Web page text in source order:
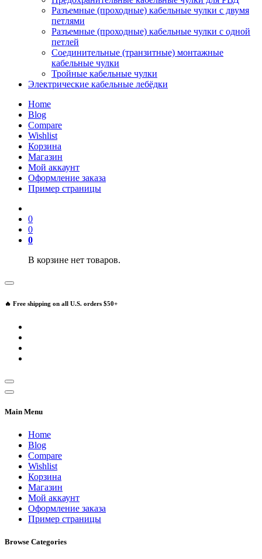
Разъемные (проходные) кабельные чулки с двумя
петлями
Разъемные (проходные) кабельные чулки с одной
петлей
Соединительные (транзитные) монтажные
кабельные чулки
Тройные кабельные чулки
Электрические кабельные лебёдки
Home
Blog
Compare
Wishlist
Корзина
Магазин
Мой аккаунт
Оформление заказа
Пример страницы
0
0
0
В корзине нет товаров.
🔥 Free shipping on all U.S. orders $50+
Main Menu
Home
Blog
Compare
Wishlist
Корзина
Магазин
Мой аккаунт
Оформление заказа
Пример страницы
Browse Categories